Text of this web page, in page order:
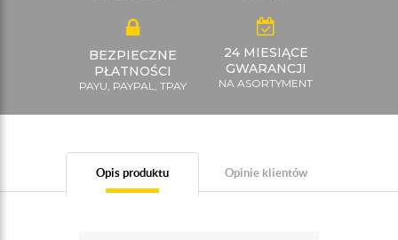
BEZPIECZNE
PŁATNOŚCI
PAYU, PAYPAL, TPAY
24 MIESIĄCE
GWARANCJI
NA ASORTYMENT
Opis produktu Opinie klientów